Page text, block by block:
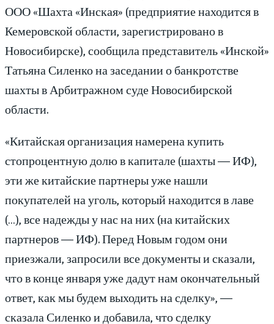
ООО «Шахта «Инская» (предприятие находится в
Кемеровской области, зарегистрировано в
Новосибирске), сообщила представитель «Инской»
Татьяна Силенко на заседании о банкротстве
шахты в Арбитражном суде Новосибирской
области.
«Китайская организация намерена купить
стопроцентную долю в капитале (шахты — ИФ),
эти же китайские партнеры уже нашли
покупателей на уголь, который находится в лаве
(…), все надежды у нас на них (на китайских
партнеров — ИФ). Перед Новым годом они
приезжали, запросили все документы и сказали,
что в конце января уже дадут нам окончательный
ответ, как мы будем выходить на сделку», —
сказала Силенко и добавила, что сделку